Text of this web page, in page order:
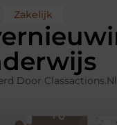
Zakelijk
Door Classactions.nl